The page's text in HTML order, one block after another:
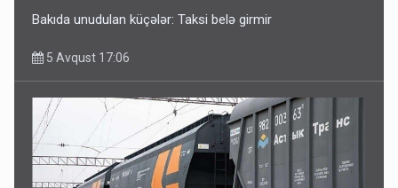
Bakıda unudulan küçələr: Taksi belə girmir
5 Avqust 17:06